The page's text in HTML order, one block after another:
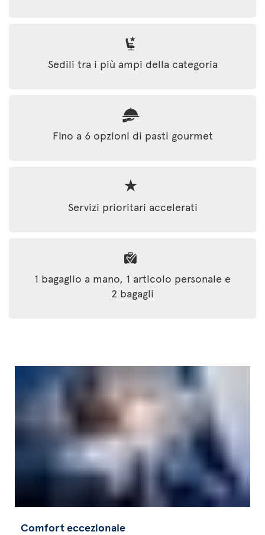
Sedili tra i più ampi della categoria
Fino a 6 opzioni di pasti gourmet
Servizi prioritari accelerati
1 bagaglio a mano, 1 articolo personale e
2 bagagli
Comfort eccezionale